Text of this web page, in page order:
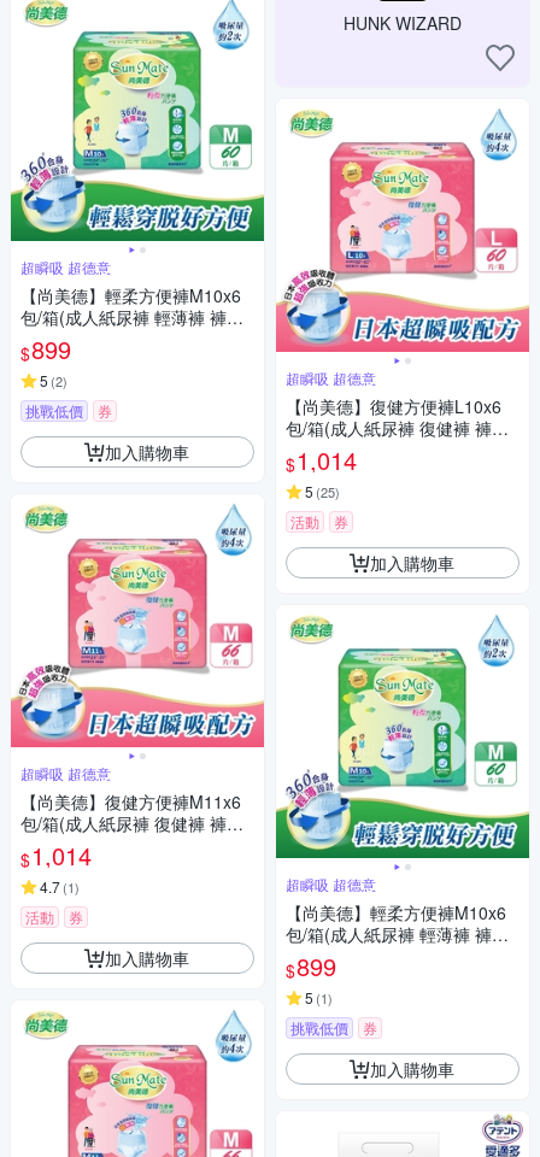
超瞬吸 超德意
【尚美德】輕柔方便褲M10x6
包/箱(成人紙尿褲 輕薄褲 褲型
紙尿褲)
$899
5 (2)
挑戰低價 券
加入購物車
超瞬吸 超德意
【尚美德】復健方便褲M11x6
包/箱(成人紙尿褲 復健褲 褲型
紙尿褲)
$1,014
4.7(1)
活動 券
加入購物車
HUNK WIZARD
超瞬吸 超德意
【尚美德】復健方便褲L10x6
包/箱(成人紙尿褲 復健褲 褲型
紙尿褲)
$1,014
5 (25)
活動 券
加入購物車
超瞬吸 超德意
【尚美德】輕柔方便褲M10x6
包/箱(成人紙尿褲 輕薄褲 褲型
紙尿褲)
$899
5 (1)
挑戰低價 券
加入購物車